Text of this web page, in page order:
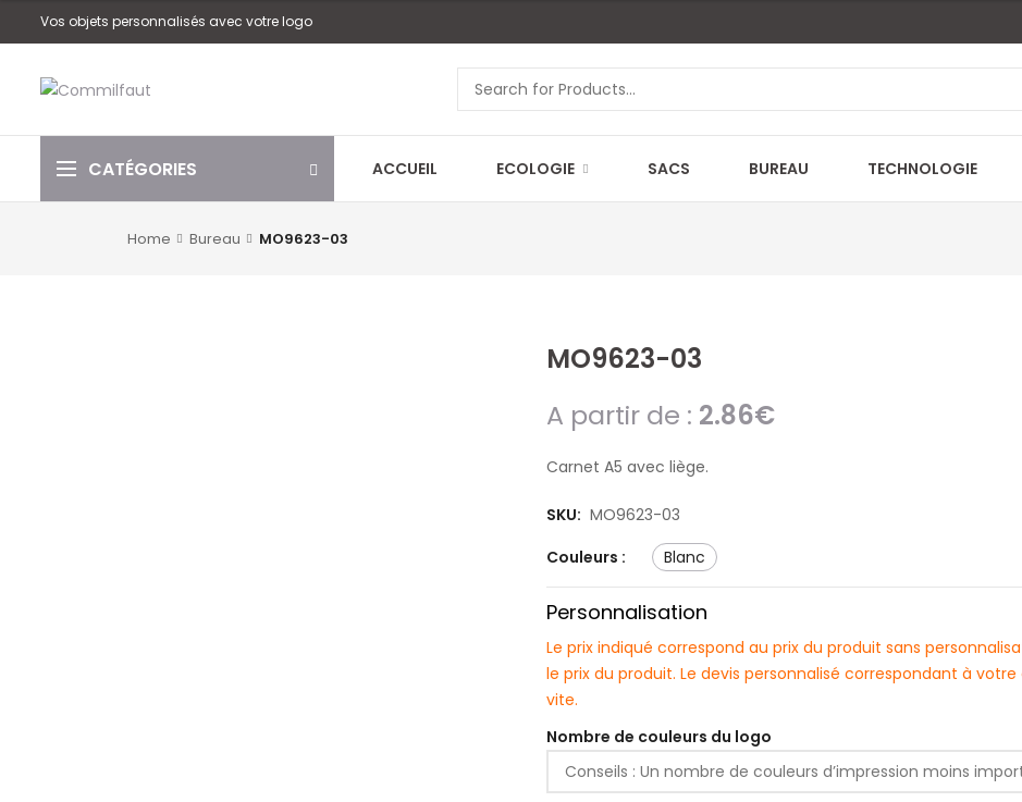
Vos objets personnalisés avec votre logo
CATÉGORIES ACCUEIL ECOLOGIE SACS BUREAU TECHNOLOGIE
Home Bureau MO9623-03
MO9623-03
A partir de : 2.86€
Carnet A5 avec liège.
SKU: MO9623-03
Couleurs :
blanc
Personnalisation
Le prix indiqué correspond au prix du produit sans
le prix du produit. Le devis personnalisé correspondant à
vite.
Nombre de couleurs du logo